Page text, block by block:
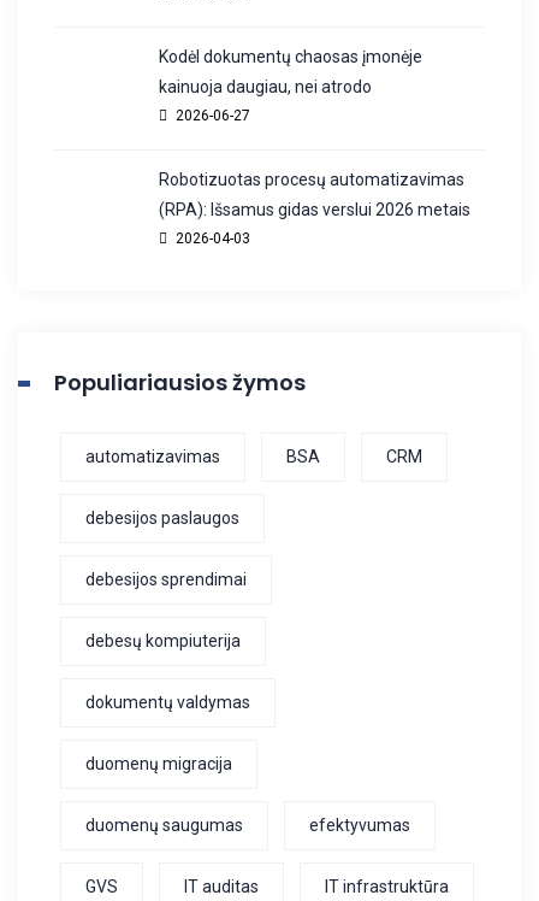
Kodėl dokumentų chaosas įmonėje
kainuoja daugiau, nei atrodo
2026-06-27
Robotizuotas procesų automatizavimas
(RPA): Išsamus gidas verslui 2026 metais
2026-04-03
Populiariausios žymos
automatizavimas BSA CRM
debesijos paslaugos
debesijos sprendimai
debesų kompiuterija
dokumentų valdymas
duomenų migracija
duomenų saugumas efektyvumas
GVS IT auditas IT infrastruktūra